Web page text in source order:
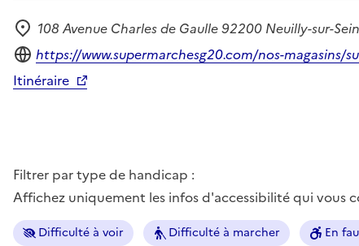
Adresse
108 Avenue Charles de Gaulle 92200 Neuilly-sur-
Site internet
https://www.supermarchesg20.com/nos-magasins/
Itinéraire
Filtrer par type de handicap :
Affichez uniquement les infos d'accessibilité qui vous
Difficulté à voir Difficulté à marcher En